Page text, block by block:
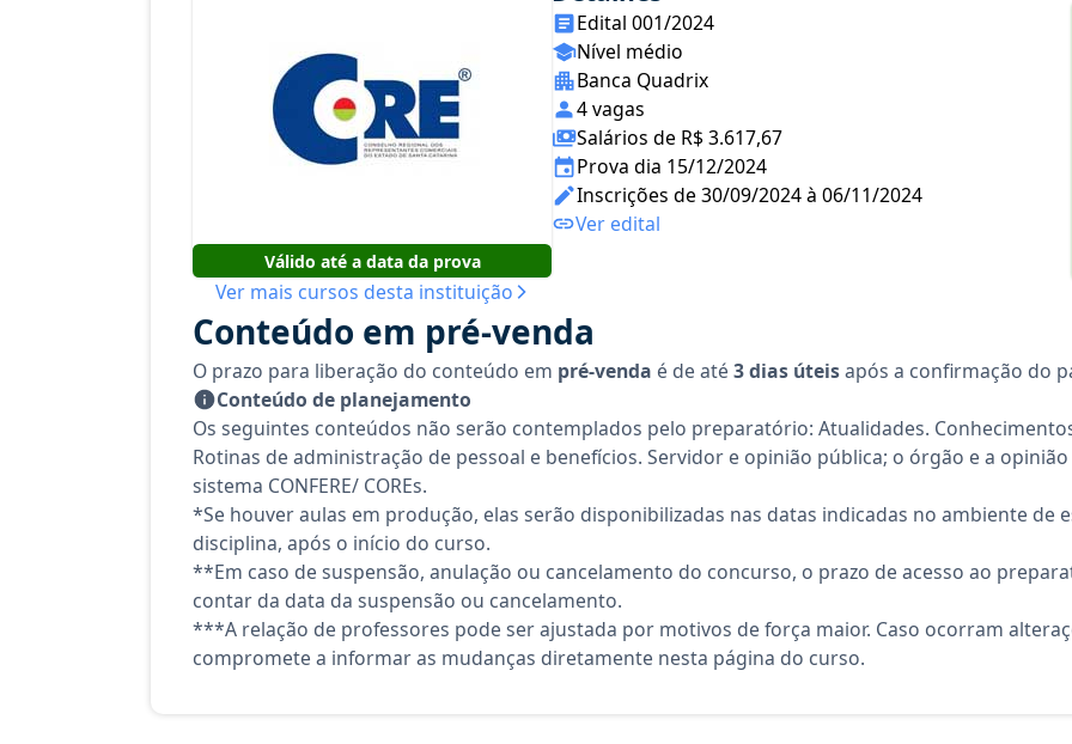
Válido até a data da prova
Ver mais cursos desta instituição
Edital 001/2024
Nível médio
Banca Quadrix
4 vagas
Salários de R$ 3.617,67
Prova dia 15/12/2024
Inscrições de 30/09/2024 à 06/11/2024
Ver edital
Conteúdo em pré-venda
O prazo para liberação do conteúdo em pré-venda é de até 3 dias úteisapós a confirmação do
Conteúdo de planejamento
Os seguintes conteúdos não serão contemplados pelo preparatório: Atualidades.
Rotinas de administração de pessoal e benefícios. Servidor e opinião pública; o órgão e a
sistema CONFERE/ COREs.
*Se houver aulas em produção, elas serão disponibilizadas nas datas indicadas no ambiente de
disciplina, após o início do curso.
**Em caso de suspensão, anulação ou cancelamento do concurso, o prazo de acesso ao
contar da data da suspensão ou cancelamento.
***A relação de professores pode ser ajustada por motivos de força maior. Caso ocorram
compromete a informar as mudanças diretamente nesta página do curso.